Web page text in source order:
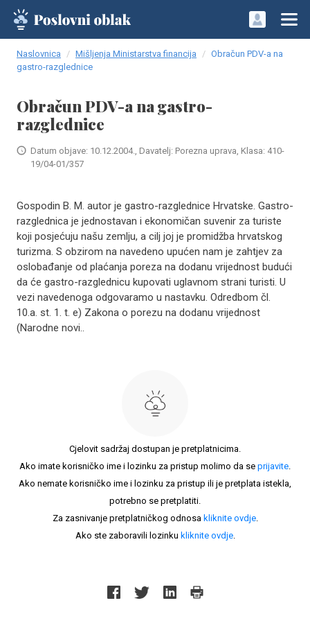
Naslovnica Mišljenja Ministarstva financija
Obračun PDV-a na
gastro-razglednice
Obračun PDV-a na gastro-
razglednice
Datum objave: 10.12.2004., Davatelj: Porezna uprava, Klasa: 410-
19/04-01/357
Gospodin B. M. autor je gastro-razglednice Hrvatske. Gastro-
razglednica je jednostavan i ekonomičan suvenir za turiste
koji posjećuju našu zemlju, a cilj joj je promidžba hrvatskog
turizma. S obzirom na navedeno upućen nam je zahtjev za
oslobađanje od plaćanja poreza na dodanu vrijednost budući
da će gastro-razglednicu kupovati uglavnom strani turisti. U
vezi navedenoga odgovaramo u nastavku. Odredbom čl.
10.a. st. 1. t. e) Zakona o porezu na dodanu vrijednost
(Narodne novi..
Cjelovit sadržaj dostupan je pretplatnicima.
Ako imate korisničko ime i lozinku za pristup molimo da se prijavite.
Ako nemate korisničko ime i lozinku za pristup ili je pretplata istekla,
potrebno se pretplatiti.
Za zasnivanje pretplatničkog odnosa kliknite ovdje.
Ako ste zaboravili lozinku kliknite ovdje.